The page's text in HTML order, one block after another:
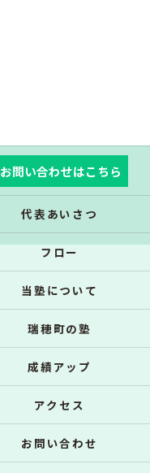
お問い合わせはこちら
代表あいさつ
フロー
当塾について
瑞穂町の塾
成績アップ
アクセス
お問い合わせ